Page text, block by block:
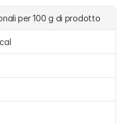
per 100 g di prodotto